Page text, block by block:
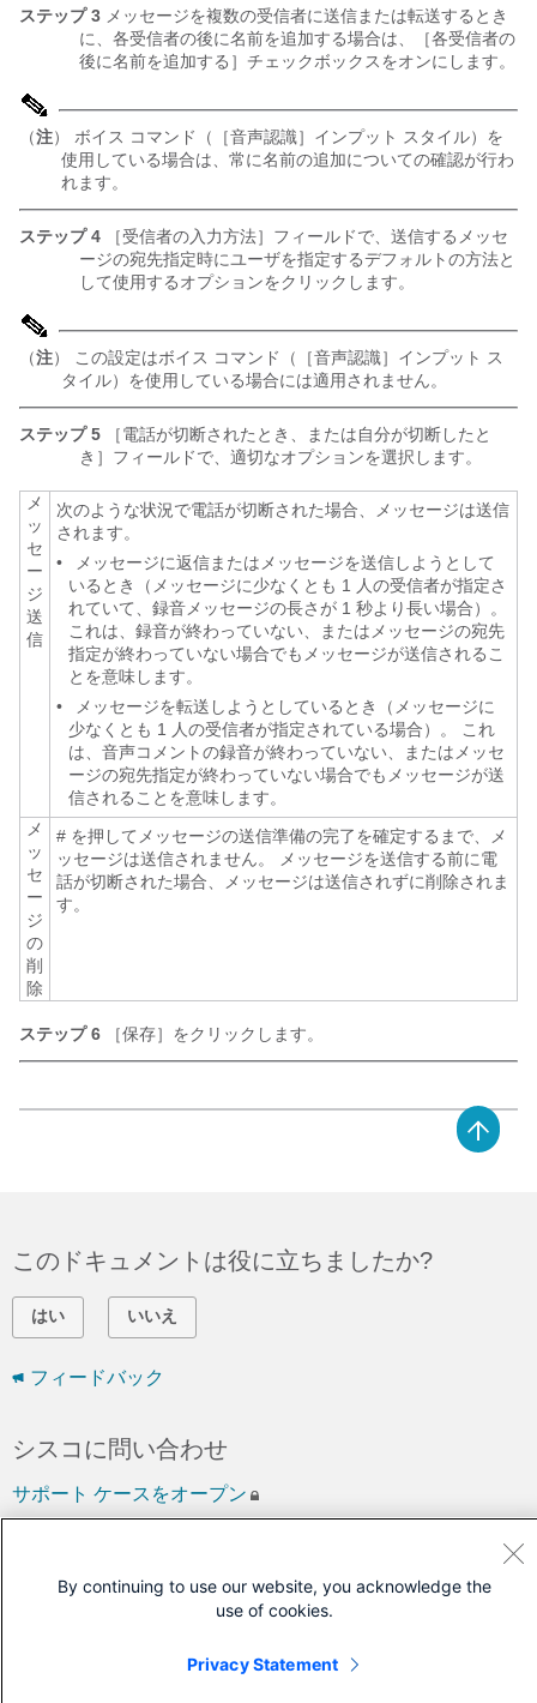
ステップ 3 メッセージを複数の受信者に送信または転送するとき
に、各受信者の後に名前を追加する場合は、［各受信者の
後に名前を追加する］チェックボックスをオンにします。
（注） ボイス コマンド（［音声認識］インプット スタイル）を
使用している場合は、常に名前の追加についての確認が行わ
れます。
ステップ 4 ［受信者の入力方法］フィールドで、送信するメッセ
ージの宛先指定時にユーザを指定するデフォルトの方法と
して使用するオプションをクリックします。
（注） この設定はボイス コマンド（［音声認識］インプット ス
タイル）を使用している場合には適用されません。
ステップ 5 ［電話が切断されたとき、または自分が切断したと
き］フィールドで、適切なオプションを選択します。
メ
ッ
セ
ー
ジ
送
信
次のような状況で電話が切断された場合、メッセージは送信
されます。
•
メッセージに返信またはメッセージを送信しようとして
いるとき（メッセージに少なくとも 1 人の受信者が指定さ
れていて、録音メッセージの長さが 1 秒より長い場合）。
これは、録音が終わっていない、またはメッセージの宛先
指定が終わっていない場合でもメッセージが送信されるこ
とを意味します。
•
メッセージを転送しようとしているとき（メッセージに
少なくとも 1 人の受信者が指定されている場合）。 これ
は、音声コメントの録音が終わっていない、またはメッセ
ージの宛先指定が終わっていない場合でもメッセージが送
信されることを意味します。
メ
ッ
セ
ー
ジ
の
削
除
# を押してメッセージの送信準備の完了を確定するまで、メ
ッセージは送信されません。 メッセージを送信する前に電
話が切断された場合、メッセージは送信されずに削除されま
す。
ステップ 6 ［保存］をクリックします。
このドキュメントは役に立ちましたか?
はい いいえ
フィードバック
シスコに問い合わせ
サポート ケースをオープン
By continuing to use our website, you acknowledge the
use of cookies.
Privacy Statement